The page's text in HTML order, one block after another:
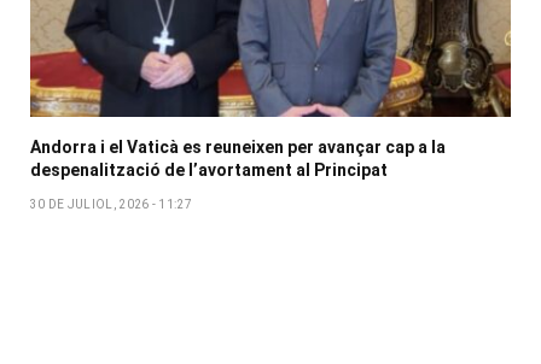
Andorra i el Vaticà es reuneixen per avançar cap a la
despenalització de l’avortament al Principat
30 DE JULIOL, 2026 - 11:27